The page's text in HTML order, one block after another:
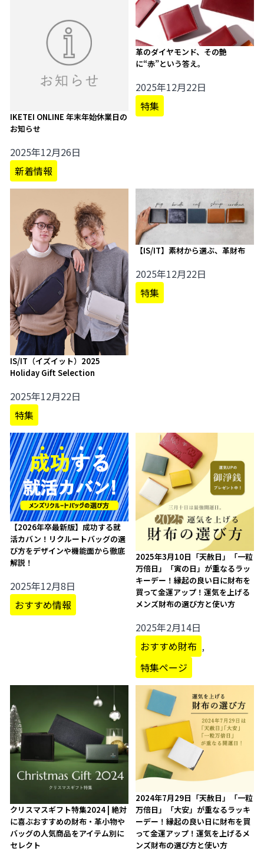
IKETEI ONLINE 年末年始休業日の
お知らせ
2025年12月26日
新着情報
革のダイヤモンド、その艶
に“赤”という答え。
2025年12月22日
特集
IS/IT（イズイット）2025
Holiday Gift Selection
2025年12月22日
特集
【IS/IT】素材から選ぶ、革財布
2025年12月22日
特集
【2026年卒最新版】成功する就
活カバン！リクルートバッグの選
び方をデザインや機能面から徹底
解説！
2025年12月8日
おすすめ情報
2025年3月10日「天赦日」「一粒
万倍日」「寅の日」が重なるラッ
キーデー！縁起の良い日に財布を
買って金運アップ！運気を上げる
メンズ財布の選び方と使い方
2025年2月14日
おすすめ財布 ,
特集ページ
クリスマスギフト特集2024 | 絶対
に喜ぶおすすめの財布・革小物や
バッグの人気商品をアイテム別に
セレクト
2024年7月29日「天赦日」「一粒
万倍日」「大安」が重なるラッキ
ーデー！縁起の良い日に財布を買
って金運アップ！運気を上げるメ
ンズ財布の選び方と使い方